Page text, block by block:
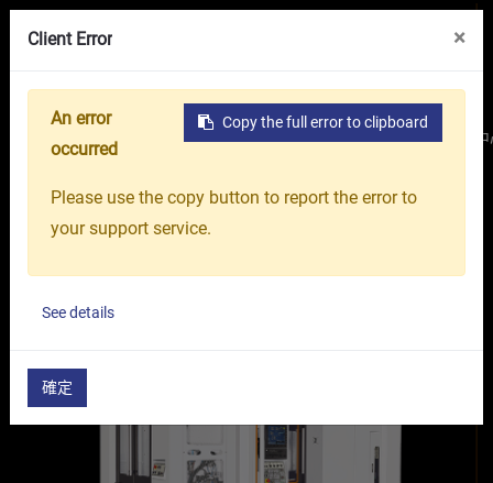
產品介紹 工具機 綜合加工中心機 臥式加工
臥式加工中心 Vcenter-H 系列
臥式加工中心
Client Error ×
Copy the full error to clipboard
An error
occurred
Please use the copy button to report the error to
your support service.
See details
確定